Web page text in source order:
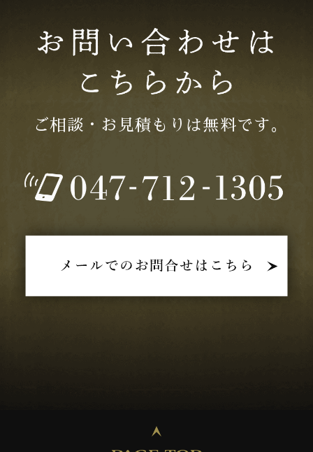
2025年05月 (2)
2025年03月 (1)
ご相談・お見積もりは無料です｡